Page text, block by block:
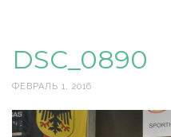
DSC_0890
ФЕВРАЛЬ 1, 2016